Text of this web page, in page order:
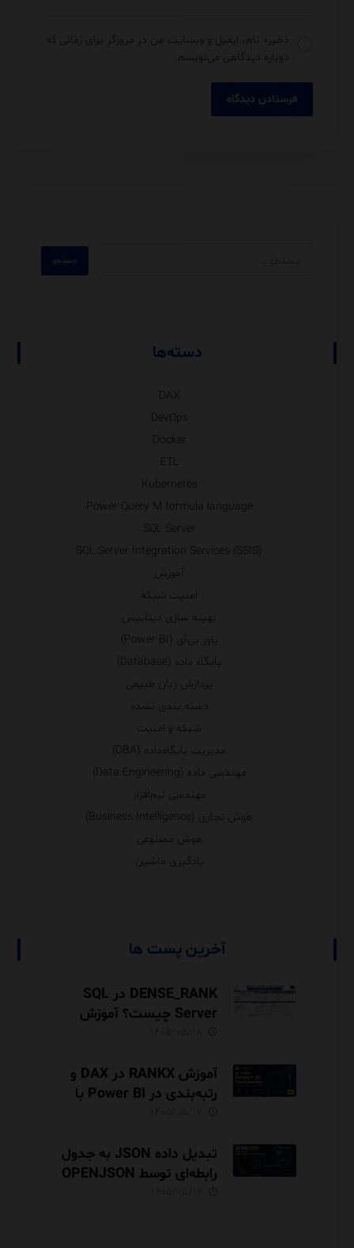
ذخیره نام، ایمیل و وبسایت من در مرورگر برای زمانی که
دوباره دیدگاهی می‌نویسم.
دسته‌ها
DAX
DevOps
Docker
ETL
Kubernetes
Power Query M formula language
SQL Server
SQL Server Integration Services (SSIS)
آموزش
امنیت شبکه
بهینه سازی دیتابیس
پاور بی‌آی (Power BI)
پایگاه داده (Database)
پردازش زبان طبیعی
دسته بندی نشده
شبکه و امنیت
مدیریت پایگاه‌داده (DBA)
مهندسی داده (Data Engineering)
مهندسی نرم‌افزار
هوش تجاری (Business Intelligence)
هوش مصنوعی
یادگیری ماشین
آخرین پست ها
DENSE_RANK در SQL
Server چیست؟ آموزش
آموزش RANKX در DAX و
رتبه‌بندی در Power BI با
تبدیل داده JSON به جدول
رابطه‌ای توسط OPENJSON